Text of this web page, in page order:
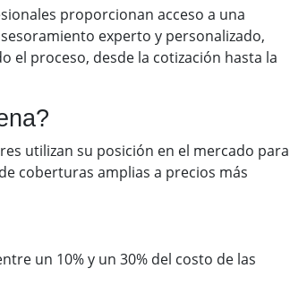
proporcionan acceso a una
experto y personalizado,
el proceso, desde la cotización hasta la
utilizan su posición en el mercado para
coberturas amplias a precios más
un 10% y un 30% del costo de las